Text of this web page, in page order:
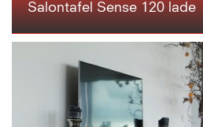
Salontafel Sense 120 lade